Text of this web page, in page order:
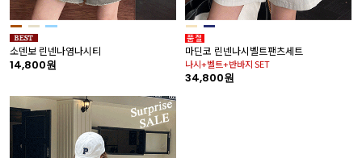
소덴보 린넨나염나시티
14,800원
마딘코 린넨나시벨트팬츠세트
나시+벨트+반바지 SET
34,800원